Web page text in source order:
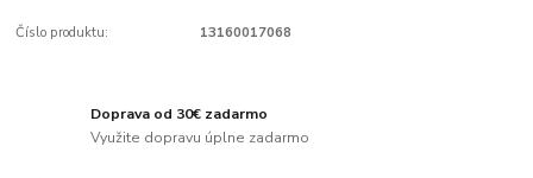
Číslo produktu: 13160017068
Doprava od 30€ zadarmo
Využite dopravu úplne zadarmo